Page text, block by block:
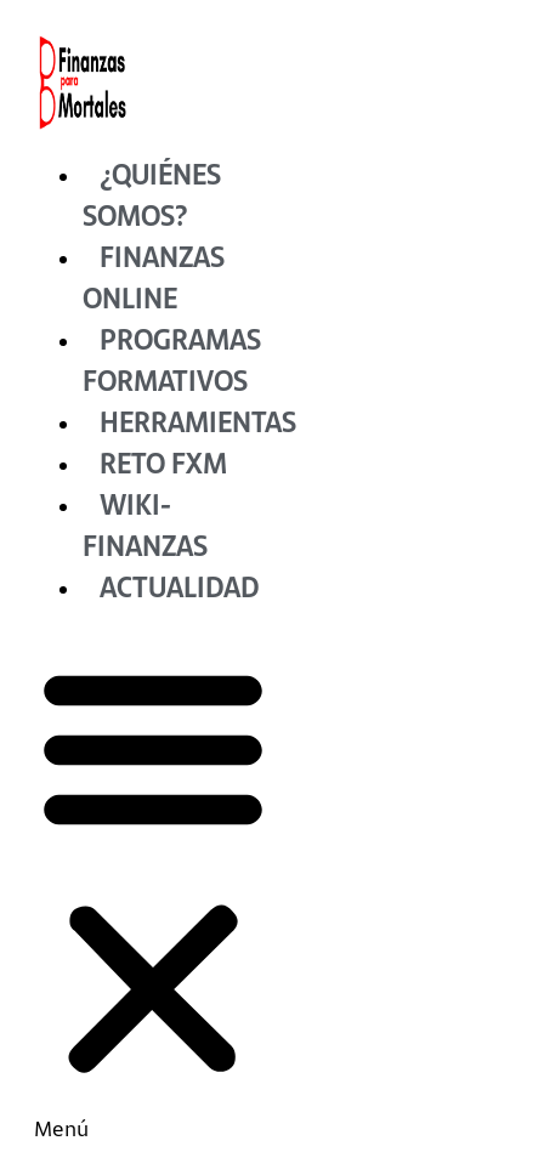
contenido
¿QUIÉNES
SOMOS?
FINANZAS
ONLINE
PROGRAMAS
FORMATIVOS
HERRAMIENTAS
RETO FXM
WIKI-
FINANZAS
ACTUALIDAD
Menú